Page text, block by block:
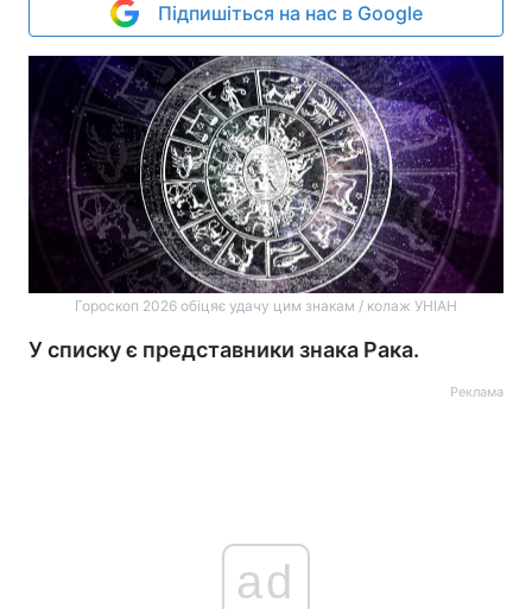
Підпишіться на нас в Google
Гороскоп 2026 обіцяє удачу цим знакам / колаж УНІАН
У списку є представники знака Рака.
Реклама
ad